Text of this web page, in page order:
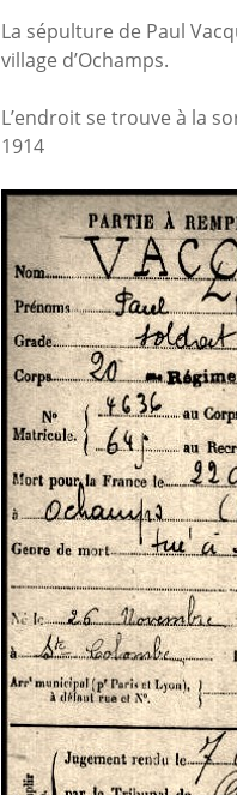
La sépulture de Paul
village d’Ochamps.
L’endroit se trouve à la
1914